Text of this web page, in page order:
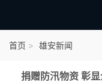
首页 雄安新闻
捐赠防汛物资 彰